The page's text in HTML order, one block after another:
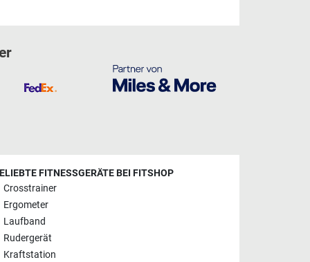
FITNESSGERÄTE BEI FITSHOP
Crosstrainer
Ergometer
Laufband
Rudergerät
Kraftstation